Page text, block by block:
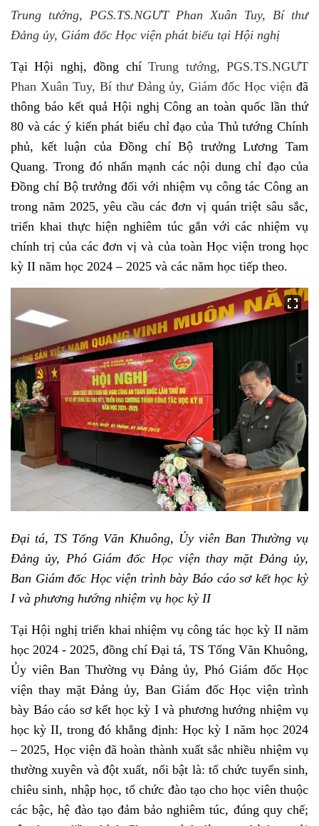
Trung tướng, PGS.TS.NGƯT Phan Xuân Tuy, Bí thư
Đảng ủy, Giám đốc Học viện phát biểu tại Hội nghị
Tại Hội nghị, đồng chíTrung tướng, PGS.TS.NGƯT
Phan Xuân Tuy, Bí thư Đảng ủy, Giám đốc Học viện đã
thông báo kết quả Hội nghị Công an toàn quốc lần thứ
80 và các ý kiến phát biểu chỉ đạo của Thủ tướng Chính
phủ, kết luận của Đồng chí Bộ trưởng Lương Tam
Quang. Trong đó nhấn mạnh các nội dung chỉ đạo của
Đồng chí Bộ trưởng đối với nhiệm vụ công tác Công an
trong năm 2025, yêu cầu các đơn vị quán triệt sâu sắc,
triển khai thực hiện nghiêm túc gắn với các nhiệm vụ
chính trị của các đơn vị và của toàn Học viện trong học
kỳ II năm học 2024 – 2025 và các năm học tiếp theo.
Đại tá, TS Tống Văn Khuông, Ủy viên Ban Thường vụ
Đảng ủy, Phó Giám đốc Học viện thay mặt Đảng ủy,
Ban Giám đốc Học viện trình bày Báo cáo sơ kết học kỳ
I và phương hướng nhiệm vụ học kỳ II
Tại Hội nghị triển khai nhiệm vụ công tác học kỳ II năm
học 2024 - 2025, đồng chí Đại tá, TS Tống Văn Khuông,
Ủy viên Ban Thường vụ Đảng ủy, Phó Giám đốc Học
viện thay mặt Đảng ủy, Ban Giám đốc Học viện trình
bày Báo cáo sơ kết học kỳ I và phương hướng nhiệm vụ
học kỳ II, trong đó khẳng định: Học kỳ I năm học 2024
– 2025, Học viện đã hoàn thành xuất sắc nhiều nhiệm vụ
thường xuyên và đột xuất, nổi bật là: tổ chức tuyển sinh,
chiêu sinh, nhập học, tổ chức đào tạo cho học viên thuộc
các bậc, hệ đào tạo đảm bảo nghiêm túc, đúng quy chế;